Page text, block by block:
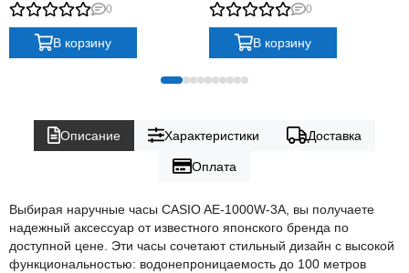
GMA-S130NP-8A с
хронографом
0
В корзину
0
В корзину
Описание Характеристики Доставка
Оплата
Выбирая наручные часы CASIO AE-1000W-3A, вы получаете
надежный аксессуар от известного японского бренда по
доступной цене. Эти часы сочетают стильный дизайн с высокой
функциональностью: водонепроницаемость до 100 метров